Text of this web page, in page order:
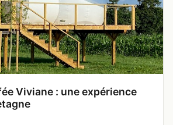
Viviane : une expérience